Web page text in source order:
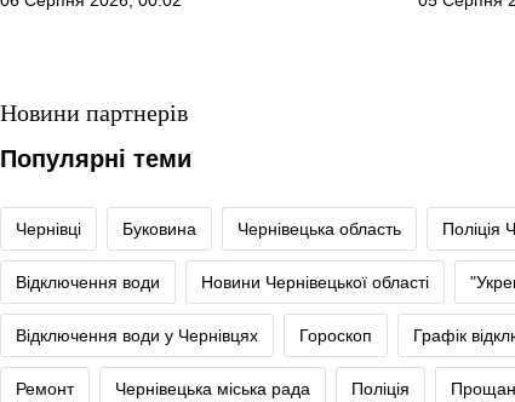
Новини партнерів
Популярні теми
Чернівці Буковина Чернівецька область Поліція
Відключення води Новини Чернівецької області
Відключення води у Чернівцях Гороскоп Графік
Ремонт Чернівецька міська рада Поліція